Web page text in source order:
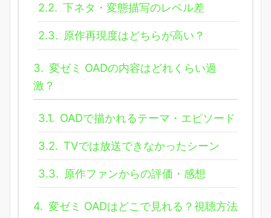
2.2. 下ネタ・変態描写のレベル差
2.3. 原作再現度はどちらが高い？
3. 変ゼミ OADの内容はどれくらい過
激？
3.1. OADで描かれるテーマ・エピソード
3.2. TVでは放送できなかったシーン
3.3. 原作ファンからの評価・感想
4. 変ゼミ OADはどこで見れる？視聴方法